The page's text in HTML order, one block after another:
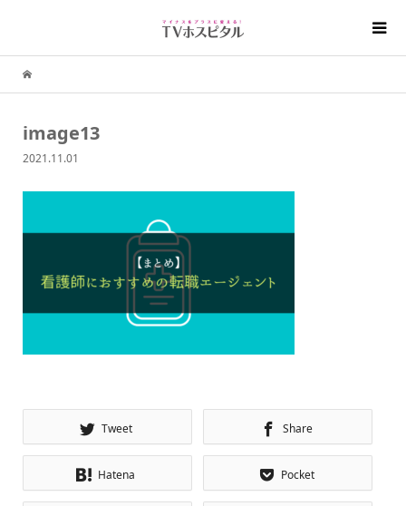
image13
2021.11.01
Tweet Share
Hatena Pocket